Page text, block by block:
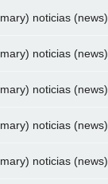
noticias
noticias
noticias
noticias
noticias